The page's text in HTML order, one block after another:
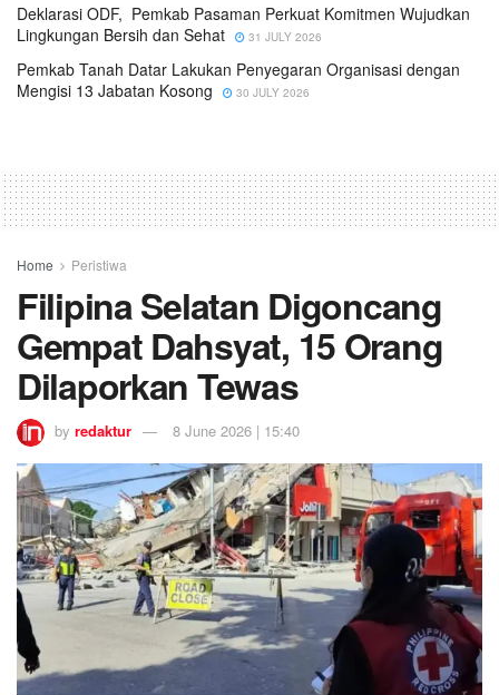
Deklarasi ODF, Pemkab Pasaman Perkuat Komitmen Wujudkan
Lingkungan Bersih dan Sehat
31 JULY 2026
Pemkab Tanah Datar Lakukan Penyegaran Organisasi dengan
Mengisi 13 Jabatan Kosong
30 JULY 2026
Home Peristiwa
Filipina Selatan Digoncang
Gempat Dahsyat, 15 Orang
Dilaporkan Tewas
by redaktur 8 June 2026 | 15:40